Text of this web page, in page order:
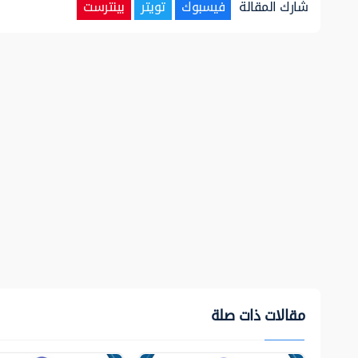
شارك المقالة فيسبوك تويتر بينترست
مقالات ذات صلة